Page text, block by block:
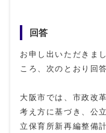
回答
お申し出いただきま
ころ、次のとおり回
大阪市では、市政改
考え方に基づき、公
立保育所新再編整備